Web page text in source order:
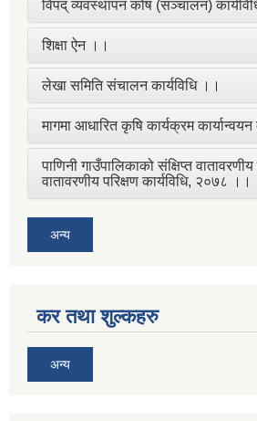
विपद् व्यवस्थापन कोष (सञ्चालन)
शिक्षा ऐन ।।
लेखा समिति संचालन कार्यविधि ।।
मागमा आधारित कृषि कार्यक्रम
पाणिनी गाउँपालिकाको संक्षिप्त
वातावरणीय परिक्षण कार्यविधि, २०७८ ।।
अन्य
कर तथा शुल्कहरु
अन्य